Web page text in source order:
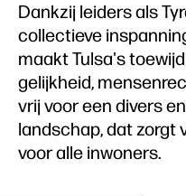
Dankzij leiders als
collectieve
maakt Tulsa's
gelijkheid,
vrij voor een divers
landschap, dat zorgt
voor alle inwoners.